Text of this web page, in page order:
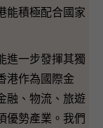
能積極配合國家
一步發揮其獨
港作為國際金
融、物流、旅遊
優勢產業。我們